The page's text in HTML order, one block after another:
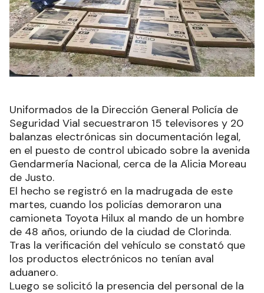
Uniformados de la Dirección General Policía de
Seguridad Vial secuestraron 15 televisores y 20
balanzas electrónicas sin documentación legal,
en el puesto de control ubicado sobre la avenida
Gendarmería Nacional, cerca de la Alicia Moreau
de Justo.
El hecho se registró en la madrugada de este
martes, cuando los policías demoraron una
camioneta Toyota Hilux al mando de un hombre
de 48 años, oriundo de la ciudad de Clorinda.
Tras la verificación del vehículo se constató que
los productos electrónicos no tenían aval
aduanero.
Luego se solicitó la presencia del personal de la